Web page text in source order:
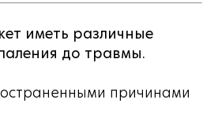
иметь различные
до травмы.
причинами